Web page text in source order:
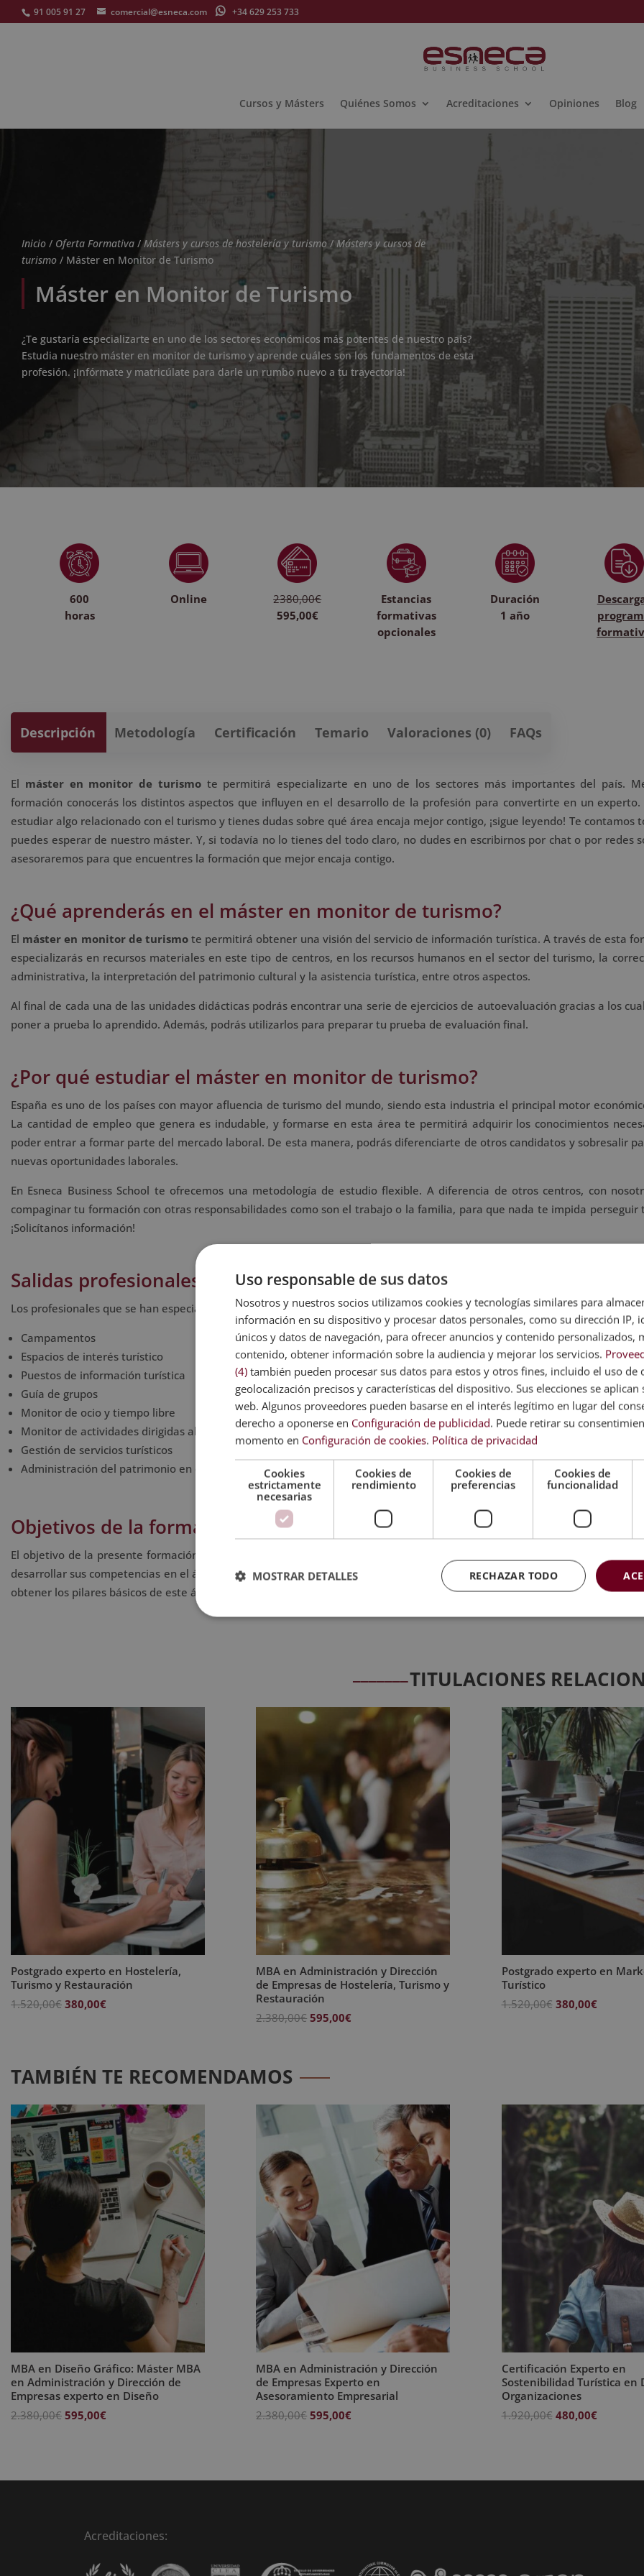
91 005 91 27 comercial@esneca.com +34 629 253 733
Cursos y Másters Quiénes Somos Acreditaciones Opiniones Blog
Inicio / Oferta Formativa /Másters y cursos de hostelería y turismo/ Másters y cursos de
turismo / Máster en Monitor de Turismo
Máster en Monitor de Turismo
¿Te gustaría especializarte en uno de los sectores económicos más potentes de nuestro país?
Estudia nuestro máster en monitor de turismo y aprende cuáles son los fundamentos de esta
profesión. ¡Infórmate y matricúlate para darle un rumbo nuevo a tu trayectoria!
600
horas
Online
2380,00€
595,00€
Estancias
formativas
opcionales
Duración
1 año
Descripción Metodología Certificación Temario Valoraciones (0) FAQs
El máster en monitor de turismote permitirá especializarte en uno de los sectores más importantes del país.
formación conocerás los distintos aspectos que influyen en el desarrollo de la profesión para convertirte en un experto.
estudiar algo relacionado con el turismo y tienes dudas sobre qué área encaja mejor contigo, ¡sigue leyendo! Te contamos
puedes esperar de nuestro máster. Y, si todavía no lo tienes del todo claro, no dudes en escribirnos por chat o por redes
asesoraremos para que encuentres la formación que mejor encaja contigo.
¿Qué aprenderás en el máster en monitor de turismo?
El máster en monitor de turismote permitirá obtener una visión del servicio de información turística. A través de esta
especializarás en recursos materiales en este tipo de centros, en los recursos humanos en el sector del turismo, la
administrativa, la interpretación del patrimonio cultural y la asistencia turística, entre otros aspectos.
Al final de cada una de las unidades didácticas podrás encontrar una serie de ejercicios de autoevaluación gracias a los
poner a prueba lo aprendido. Además, podrás utilizarlos para preparar tu prueba de evaluación final.
¿Por qué estudiar el máster en monitor de turismo?
España es uno de los países con mayor afluencia de turismo del mundo, siendo esta industria el principal motor
La cantidad de empleo que genera es indudable, y formarse en esta área te permitirá adquirir los conocimientos
poder entrar a formar parte del mercado laboral. De esta manera, podrás diferenciarte de otros candidatos y sobresalir
nuevas oportunidades laborales.
En Esneca Business School te ofrecemos una metodología de estudio flexible. A diferencia de otros centros, con
compaginar tu formación con otras responsabilidades como son el trabajo o la familia, para que nada te impida perseguir
¡Solicítanos información!
Salidas profesionales del monitor de turismo
Los profesionales que se han especializado en esta área suelen desenvolverse en estos puestos y espacios de trabajo:
Campamentos
Espacios de interés turístico
Puestos de información turística
Guía de grupos
Monitor de ocio y tiempo libre
Monitor de actividades dirigidas al turismo
Gestión de servicios turísticos
Administración del patrimonio en el entorno local
Objetivos de la formación
El objetivo de la presente formación es dotar a los alumnos de las herramientas necesarias para poder gestionar grupos
desarrollar sus competencias en el área del monitor de turismo. Si te interesa especializarte en este sector, la formación
obtener los pilares básicos de este ámbito.
TITULACIONES
Postgrado experto en Hostelería,
Turismo y Restauración
1.520,00€ El
1.520,00€.
380,00€
380,00€.
MBA en Administración y Dirección
de Empresas de Hostelería, Turismo y
Restauración
2.380,00€ El
2.380,00€.
595,00€
Postgrado experto en
Turístico
1.520,00€ El
380,00€El
TAMBIÉN TE RECOMENDAMOS
MBA en Diseño Gráfico: Máster MBA
en Administración y Dirección de
Empresas experto en Diseño
2.380,00€ El
2.380,00€.
595,00€
595,00€.
MBA en Administración y Dirección
de Empresas Experto en
Asesoramiento Empresarial
2.380,00€ El
2.380,00€.
595,00€
595,00€.
Certificación Experto en
Sostenibilidad Turística en
Organizaciones
1.920,00€ El
1.920,00€.
480,00€El
480,00€.
Acreditaciones:
Uso responsable de sus datos
Nosotros y nuestros socios utilizamos cookies y tecnologías similares para
información en su dispositivo y procesar datos personales, como su dirección IP,
únicos y datos de navegación, para ofrecer anuncios y contenido personalizados,
contenido, obtener información sobre la audiencia y mejorar los servicios.
(4) también pueden procesar sus datos para estos y otros fines, incluido el uso de
geolocalización precisos y características del dispositivo. Sus elecciones se aplican
web. Algunos proveedores pueden basarse en el interés legítimo en lugar del
derecho a oponerse en Configuración de publicidad. Puede retirar su
momento en Configuración de cookies. Política de privacidad
Cookies
estrictamente
necesarias
Cookies de
rendimiento
Cookies de
preferencias
Cookies de
funcionalidad
RECHAZAR TODO
MOSTRAR DETALLES